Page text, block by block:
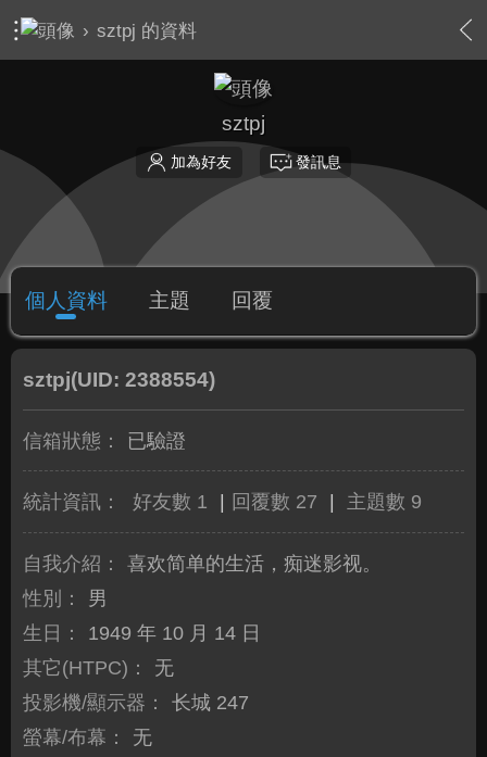
› sztpj 的資料
sztpj
加為好友 發訊息
個人資料 主題 回覆
sztpj(UID: 2388554)
信箱狀態： 已驗證
統計資訊： 好友數 1 回覆數 27 主題數 9
自我介紹：
喜欢简单的生活，痴迷影视。
性別：
男
生日：
1949 年 10 月 14 日
其它(HTPC)：
无
投影機/顯示器：
长城 247
螢幕/布幕：
无